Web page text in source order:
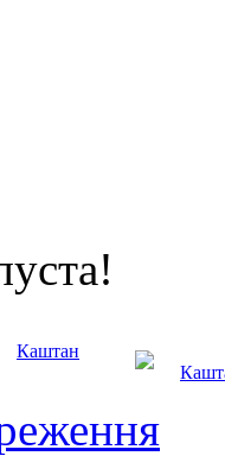
Каштан